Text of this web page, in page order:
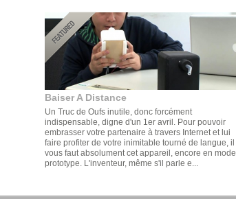
Baiser A Distance
Un Truc de Oufs inutile, donc forcément
indispensable, digne d'un 1er avril. Pour pouvoir
embrasser votre partenaire à travers Internet et lui
faire profiter de votre inimitable tourné de langue, il
vous faut absolument cet appareil, encore en mode
prototype. L'inventeur, même s'il parle e...